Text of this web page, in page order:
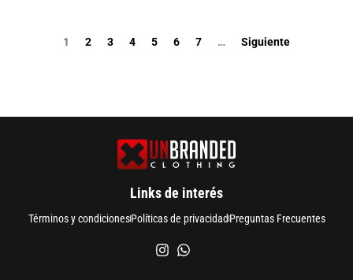
1 2 3 4 5 6 7 … Siguiente
Links de interés
Términos y condicionesPolíticas de privacidadPreguntas Frecuentes